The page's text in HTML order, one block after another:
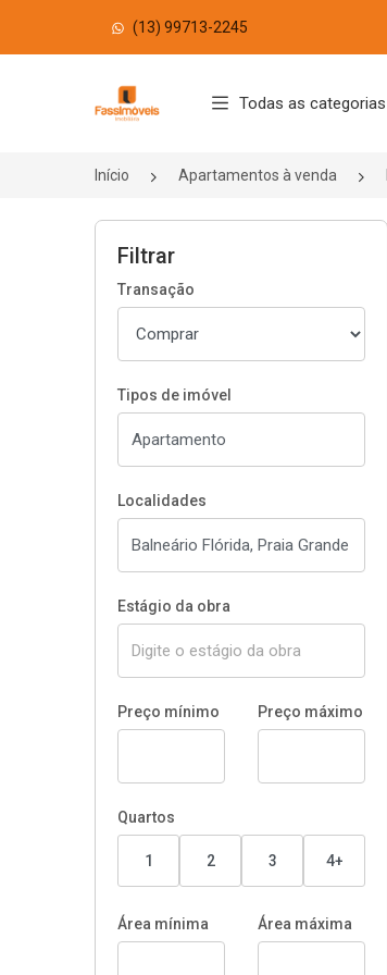
(13) 99713-2245
Página inicial
Todas as categorias
Início Apartamentos à venda
Filtrar
Transação
Tipos de imóvel
Localidades
Estágio da obra
Preço mínimo Preço máximo
Quartos
1 2 3 4+
Área mínima Área máxima